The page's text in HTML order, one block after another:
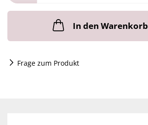
In den Warenkorb
Frage zum Produkt